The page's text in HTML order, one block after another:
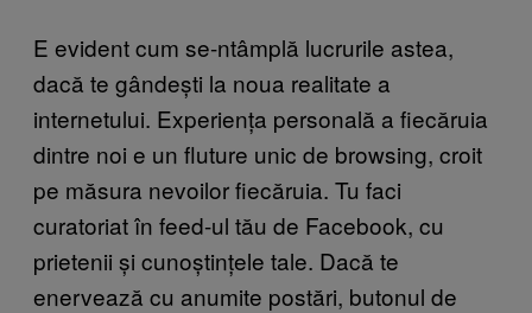
E evident cum se-ntâmplă lucrurile astea,
dacă te gândești la noua realitate a
internetului. Experiența personală a fiecăruia
dintre noi e un fluture unic de browsing, croit
pe măsura nevoilor fiecăruia. Tu faci
curatoriat în feed-ul tău de Facebook, cu
prietenii și cunoștințele tale. Dacă te
enervează cu anumite postări, butonul de